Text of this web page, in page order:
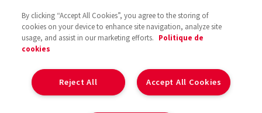
By clicking “Accept All Cookies”, you agree to the storing of
cookies on your device to enhance site navigation, analyze site
usage, and assist in our marketing efforts. Politique de
cookies
Accept All Cookies
Reject All